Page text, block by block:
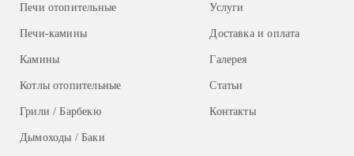
Печи отопительные
Печи-камины
Камины
Котлы отопительные
Грили / Барбекю
Дымоходы / Баки
Услуги
Доставка и оплата
Галерея
Статьи
Контакты